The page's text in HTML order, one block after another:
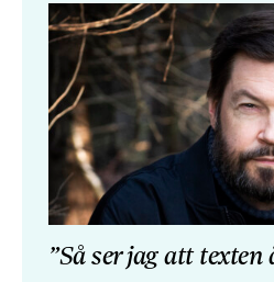
”Så ser jag att texten